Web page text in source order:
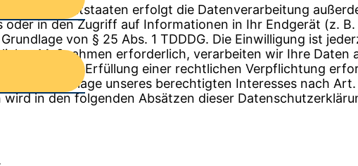
in Drittstaaten erfolgt die Datenverarbeitung
oder in den Zugriff auf Informationen in Ihr Endgerät (z.
von § 25 Abs. 1 TDDDG. Die Einwilligung ist
Maßnahmen erforderlich, verarbeiten wir Ihre Daten
diese zur Erfüllung einer rechtlichen Verpflichtung
auf Grundlage unseres berechtigten Interesses nach
in den folgenden Absätzen dieser